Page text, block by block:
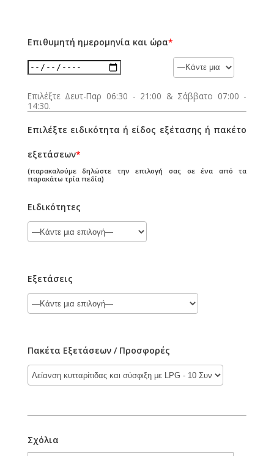
Επιθυμητή ημερομηνία και ώρα*
Επιλέξτε Δευτ-Παρ 06:30 - 21:00 & Σάββατο 07:00 -
14:30.
Επιλέξτε ειδικότητα ή είδος εξέτασης ή πακέτο
εξετάσεων*
(παρακαλούμε δηλώστε την επιλογή σας σε ένα από τα
παρακάτω τρία πεδία)
Ειδικότητες
Εξετάσεις
Πακέτα Εξετάσεων / Προσφορές
Σχόλια